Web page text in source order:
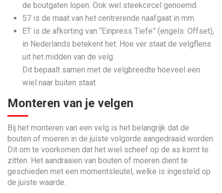
de boutgaten lopen. Ook wel steekcircel genoemd.
57 is de maat van het centrerende naafgaat in mm
ET is de afkorting van “Einpress Tiefe” (engels: Offset),
in Nederlands betekent het: Hoe ver staat de velgflens
uit het midden van de velg.
Dit bepaalt samen met de velgbreedte hoeveel een
wiel naar buiten staat
Monteren van je velgen
Bij het monteren van een velg is het belangrijk dat de
bouten of moeren in de juiste volgorde aangedraaid worden.
Dit om te voorkomen dat het wiel scheef op de as komt te
zitten. Het aandraaien van bouten of moeren dient te
geschieden met een momentsleutel, welke is ingesteld op
de juiste waarde.